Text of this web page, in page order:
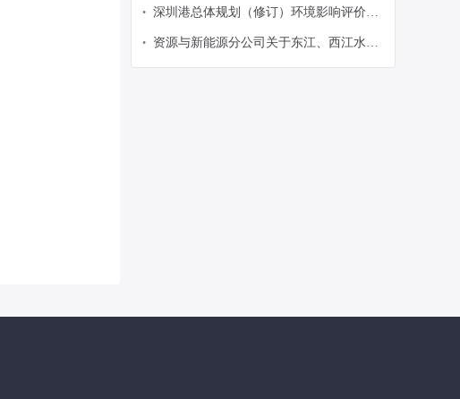
• 深圳港总体规划（修订）环境影响评价招
•
资源与新能源分公司关于东江、西江水源